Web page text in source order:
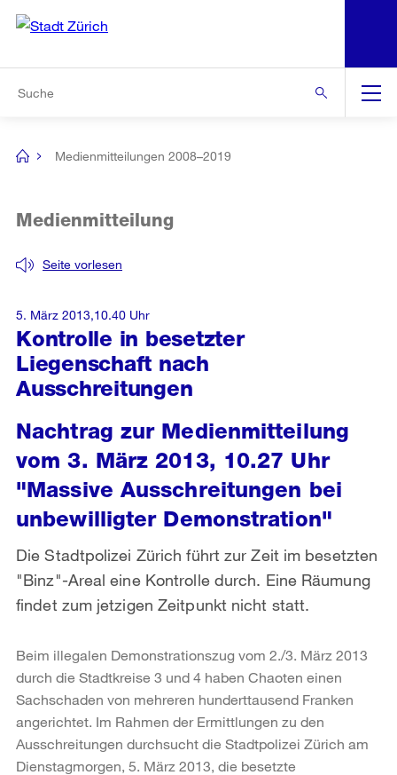
Navigation
[no
Medienmitteilungen 2008–2019
Kontrolle in besetzter
Liegenschaft nach
Ausschreitungen
Seite vorlesen
Medienmitteilung
Nachtrag zur Medienmitteilung
vom 3. März 2013, 10.27 Uhr
"Massive Ausschreitungen bei
unbewilligter Demonstration"
Die Stadtpolizei Zürich führt zur Zeit im besetzten
"Binz"-Areal eine Kontrolle durch. Eine Räumung
findet zum jetzigen Zeitpunkt nicht statt.
5. März 2013,10.40 Uhr
Beim illegalen Demonstrationszug vom 2./3. März 2013
durch die Stadtkreise 3 und 4 haben Chaoten einen
Sachschaden von mehreren hunderttausend Franken
angerichtet. Im Rahmen der Ermittlungen zu den
Ausschreitungen durchsucht die Stadtpolizei Zürich am
Dienstagmorgen, 5. März 2013, die besetzte